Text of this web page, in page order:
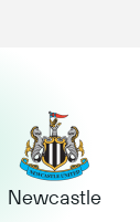
Newcastle